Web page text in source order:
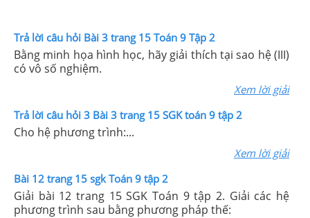
Trả lời câu hỏi Bài 3 trang 15 Toán 9 Tập 2
Bằng minh họa hình học, hãy giải thích tại sao hệ (III)
có vô số nghiệm.
Xem lời giải
Trả lời câu hỏi 3 Bài 3 trang 15 SGK toán 9 tập 2
Cho hệ phương trình:...
Xem lời giải
Bài 12 trang 15 sgk Toán 9 tập 2
Giải bài 12 trang 15 SGK Toán 9 tập 2. Giải các hệ
phương trình sau bằng phương pháp thế: